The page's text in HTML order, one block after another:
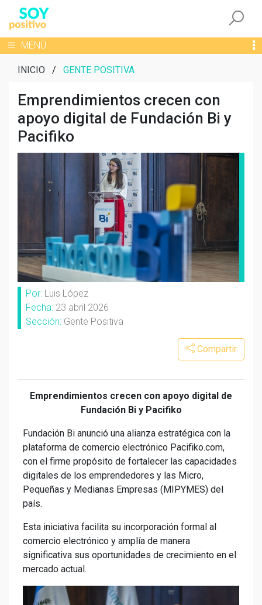
Toggle navigation
MENÚ
INICIO / GENTE POSITIVA
Emprendimientos crecen con
apoyo digital de Fundación Bi y
Pacifiko
Por: Luis López
Fecha: 23 abril 2026
Sección: Gente Positiva
Compartir
Emprendimientos crecen con apoyo digital de
Fundación Bi y Pacifiko
Fundación Bi anunció una alianza estratégica con la
plataforma de comercio electrónico Pacifiko.com,
con el firme propósito de fortalecer las capacidades
digitales de los emprendedores y las Micro,
Pequeñas y Medianas Empresas (MIPYMES) del
país.
Esta iniciativa facilita su incorporación formal al
comercio electrónico y amplía de manera
significativa sus oportunidades de crecimiento en el
mercado actual.